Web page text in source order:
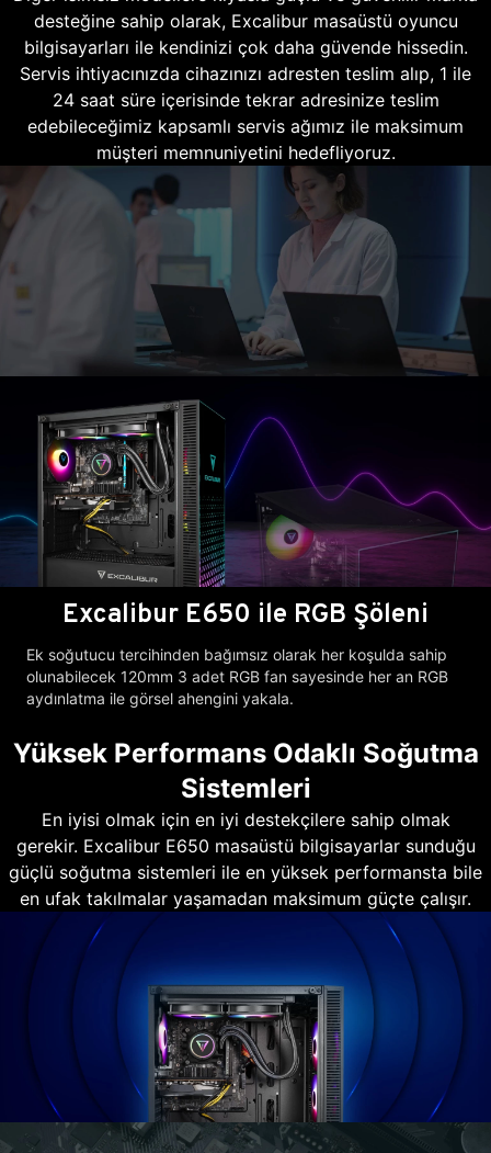
desteğine sahip olarak, Excalibur masaüstü oyuncu
bilgisayarları ile kendinizi çok daha güvende hissedin.
Servis ihtiyacınızda cihazınızı adresten teslim alıp, 1 ile
24 saat süre içerisinde tekrar adresinize teslim
edebileceğimiz kapsamlı servis ağımız ile maksimum
müşteri memnuniyetini hedefliyoruz.
Excalibur E650 ile RGB Şöleni
Ek soğutucu tercihinden bağımsız olarak her koşulda sahip
olunabilecek 120mm 3 adet RGB fan sayesinde her an RGB
aydınlatma ile görsel ahengini yakala.
Yüksek Performans Odaklı Soğutma
Sistemleri
En iyisi olmak için en iyi destekçilere sahip olmak
gerekir. Excalibur E650 masaüstü bilgisayarlar sunduğu
güçlü soğutma sistemleri ile en yüksek performansta bile
en ufak takılmalar yaşamadan maksimum güçte çalışır.